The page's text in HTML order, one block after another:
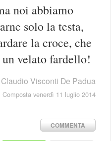
noi abbiamo
solo la testa,
la croce, che
velato fardello!
Claudio Visconti De Padua
Composta venerdì 11 luglio 2014
COMMENTA